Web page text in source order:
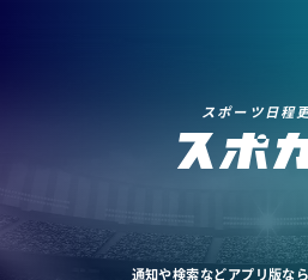
スポーツ日程
通知や検索などアプリ版な